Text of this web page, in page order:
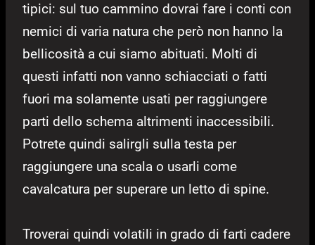
tipici: sul tuo cammino dovrai fare i conti con
nemici di varia natura che però non hanno la
bellicosità a cui siamo abituati. Molti di
questi infatti non vanno schiacciati o fatti
fuori ma solamente usati per raggiungere
parti dello schema altrimenti inaccessibili.
Potrete quindi salirgli sulla testa per
raggiungere una scala o usarli come
cavalcatura per superare un letto di spine.
Troverai quindi volatili in grado di farti cadere